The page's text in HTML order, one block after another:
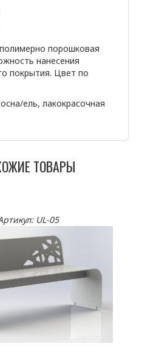
порошковая
нанесения
покрытия. Цвет по
ель, лакокрасочная
ТОВАРЫ
UL-05